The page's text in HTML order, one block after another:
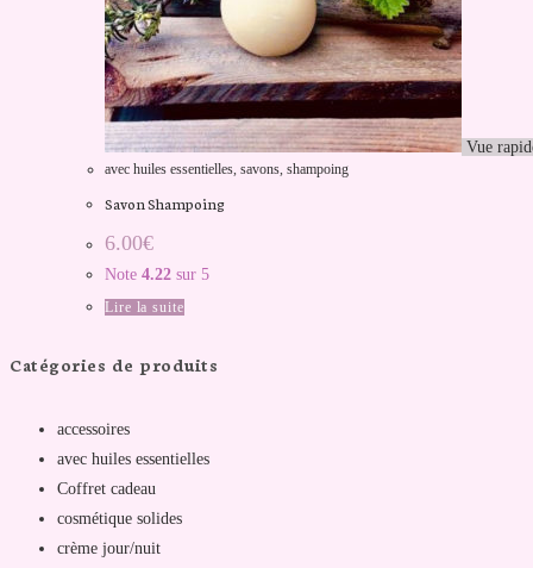
Vue
avec huiles essentielles savons shampoing
Savon Shampoing
6.00€
Note 4.22 sur 5
Lire la suite
Catégories de produits
accessoires
avec huiles essentielles
Coffret cadeau
cosmétique solides
crème jour/nuit